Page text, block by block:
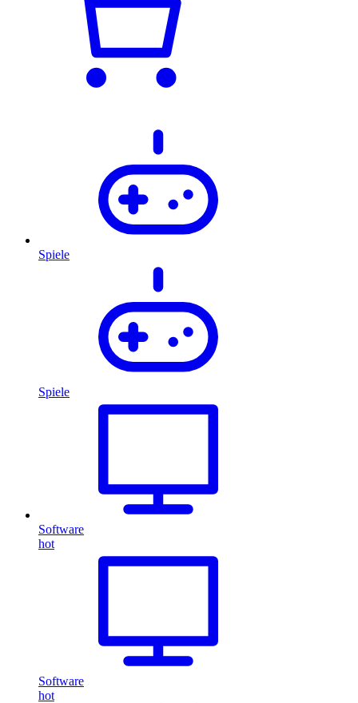
Spiele
Spiele
Software
hot
Software
hot